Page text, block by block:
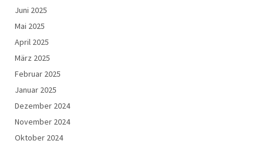
Juni 2025
Mai 2025
April 2025
März 2025
Februar 2025
Januar 2025
Dezember 2024
November 2024
Oktober 2024